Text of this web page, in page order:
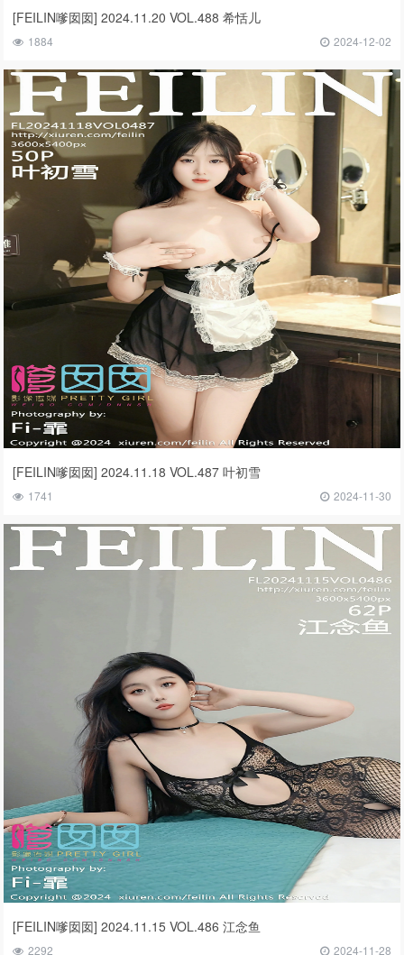
[FEILIN嗲囡囡] 2024.11.20 VOL.488 希恬儿
1884 2024-12-02
[FEILIN嗲囡囡] 2024.11.18 VOL.487 叶初雪
1741 2024-11-30
[FEILIN嗲囡囡] 2024.11.15 VOL.486 江念鱼
2292 2024-11-28